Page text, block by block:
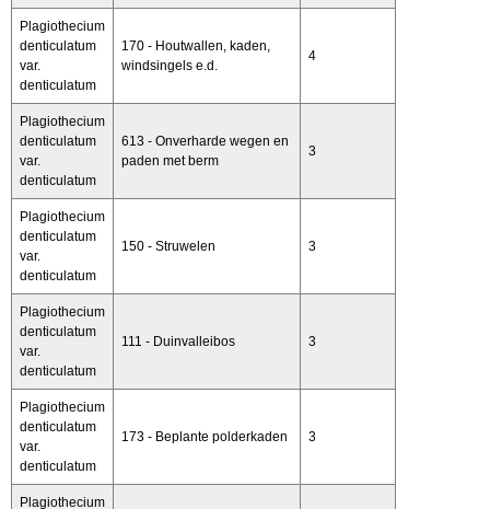
Plagiothecium
denticulatum
var.
denticulatum
170 - Houtwallen, kaden,
windsingels e.d.
4
Plagiothecium
denticulatum
var.
denticulatum
613 - Onverharde wegen en
paden met berm
3
Plagiothecium
denticulatum
var.
denticulatum
150 - Struwelen 3
Plagiothecium
denticulatum
var.
denticulatum
111 - Duinvalleibos 3
Plagiothecium
denticulatum
var.
denticulatum
173 - Beplante polderkaden 3
Plagiothecium